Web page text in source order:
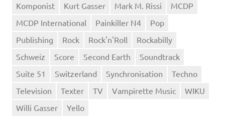
Komponist
Kurt Gasser Mark M. Rissi
MCDP
MCDP International
Painkiller N4
Pop
Publishing
Rock Rock'n'Roll
Rockabilly
Schweiz
Score Second Earth
Soundtrack
Suite 51
Switzerland Synchronisation
Techno
Television
Texter TV Vampirette Music
WIKU
Willi Gasser
Yello